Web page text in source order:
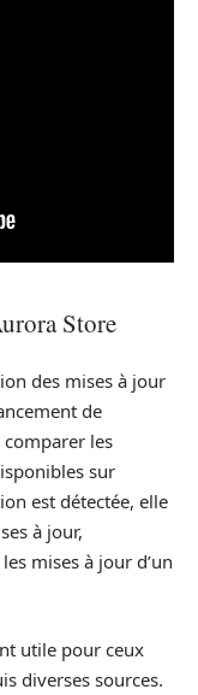
Store
des mises à jour
de
comparer les
sur
est détectée, elle
à jour,
mises à jour d’un
utile pour ceux
diverses sources.